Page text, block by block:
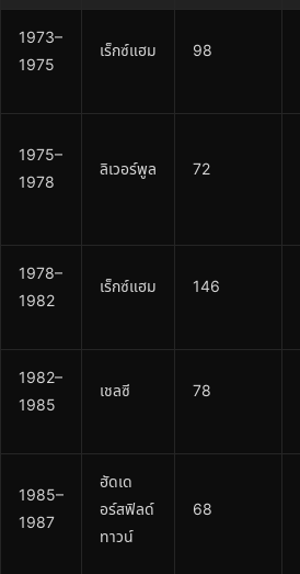
1973–
1975
เร็กซ์แฮม 98
1975–
1978
ลิเวอร์พูล 72
1978–
1982
เร็กซ์แฮม 146
1982–
1985
เชลซี 78
1985–
1987
ฮัดเด
อร์สฟิลด์
ทาวน์
68